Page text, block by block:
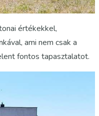
értékekkel,
ami nem csak a
fontos tapasztalatot.